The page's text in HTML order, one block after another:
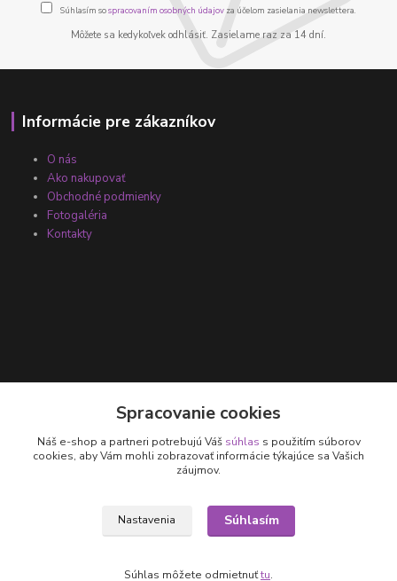
Súhlasím sospracovaním osobných údajov za účelom zasielania newslettera.
Môžete sa kedykoľvek odhlásiť. Zasielame raz za 14 dní.
Informácie pre zákazníkov
O nás
Ako nakupovať
Obchodné podmienky
Fotogaléria
Kontakty
+421 905 531 251
Spracovanie cookies
Náš e-shop a partneri potrebujú Váš súhlas s použitím súborov
cookies, aby Vám mohli zobrazovať informácie týkajúce sa Vašich
záujmov.
Nastavenia Súhlasím
Súhlas môžete odmietnuťtu.